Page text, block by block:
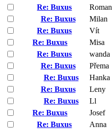
Re: Buxus
Roman
Re: Buxus
Milan
Re: Buxus
Vít
Re: Buxus
Misa
Re: Buxus
wanda
Re: Buxus
Přema
Re: Buxus
Hanka
Re: Buxus
Leny
Re: Buxus
Ll
Re: Buxus
Josef
Re: Buxus
Anna